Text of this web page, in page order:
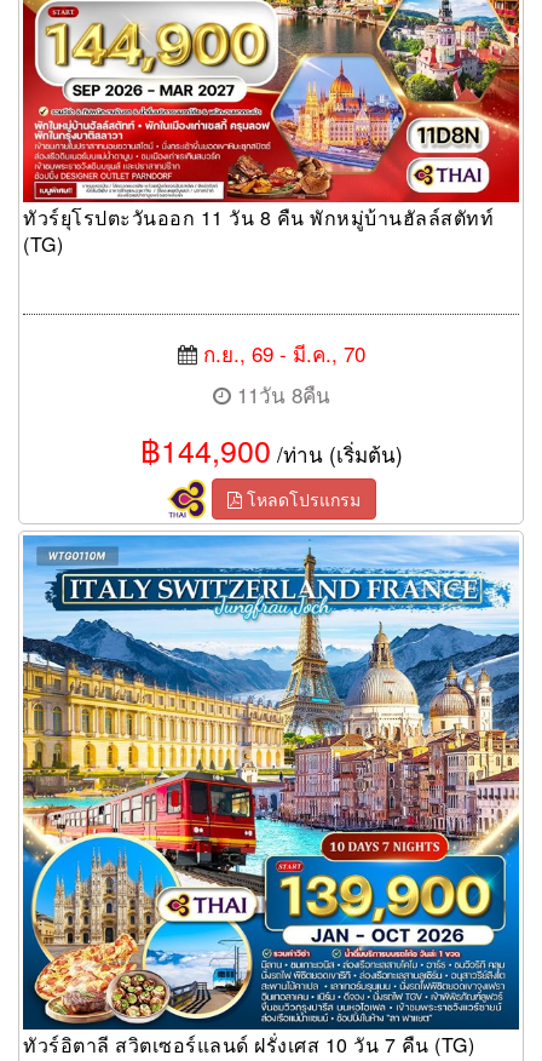
ทัวร์ยุโรปตะวันออก 11 วัน 8 คืน พักหมู่บ้านฮัลล์สตัทท์
(TG)
ก.ย., 69 - มี.ค., 70
11วัน 8คืน
฿144,900 /ท่าน (เริ่มต้น)
โหลดโปรแกรม
ทัวร์อิตาลี สวิตเซอร์แลนด์ ฝรั่งเศส 10 วัน 7 คืน (TG)
ทัวร์อิตาลี สวิตเซอร์แลนด์ ฝรั่งเศส 10 วัน 7 คืน (TG)